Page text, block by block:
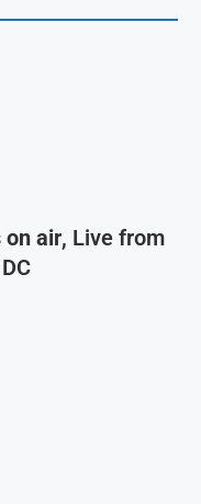
on air, Live from